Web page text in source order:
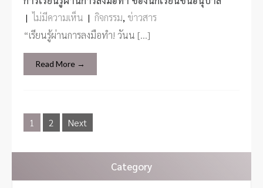
|ไม่มีความเห็น | กิจกรรม, ข่าวสาร
“เรียนรู้ผ่านการลงมือทำ! วันน […]
Read More →
P
t
1 2 Next
Category